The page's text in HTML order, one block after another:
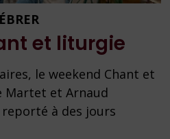
et liturgie
le weekend Chant et
Martet et Arnaud
à des jours